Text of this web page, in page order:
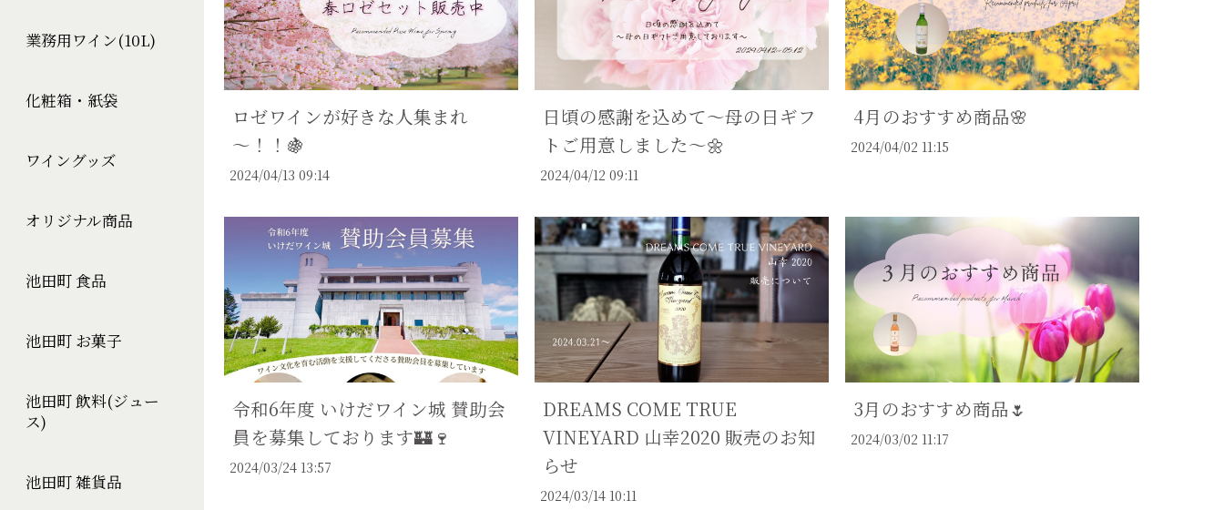
業務用ワイン(10L)
化粧箱・紙袋
ワイングッズ
オリジナル商品
池田町 食品
池田町 お菓子
池田町 飲料(ジュー
ス)
池田町 雑貨品
ロゼワインが好きな人集まれ
～！！🍇
2024/04/13 09:14
日頃の感謝を込めて～母の日ギフ
トご用意しました～🌼
2024/04/12 09:11
4月のおすすめ商品🌸
2024/04/02 11:15
令和6年度 いけだワイン城 賛助会
員を募集しております🏰🍷
2024/03/24 13:57
DREAMS COME TRUE
VINEYARD 山幸2020 販売のお知
らせ
2024/03/14 10:11
3月のおすすめ商品🌷
2024/03/02 11:17